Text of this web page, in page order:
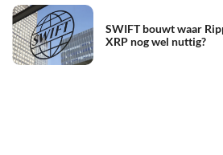
SWIFT bouwt waar
XRP nog wel nuttig?